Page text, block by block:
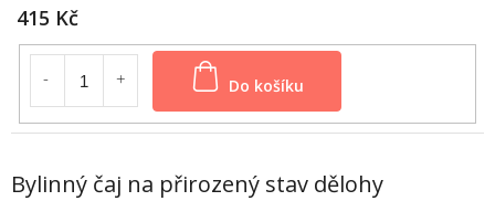
415 Kč
Bylinný čaj na přirozený stav dělohy